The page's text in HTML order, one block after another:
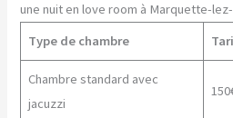
une nuit en love room à Marquette-
Type de chambre
Chambre standard avec
jacuzzi